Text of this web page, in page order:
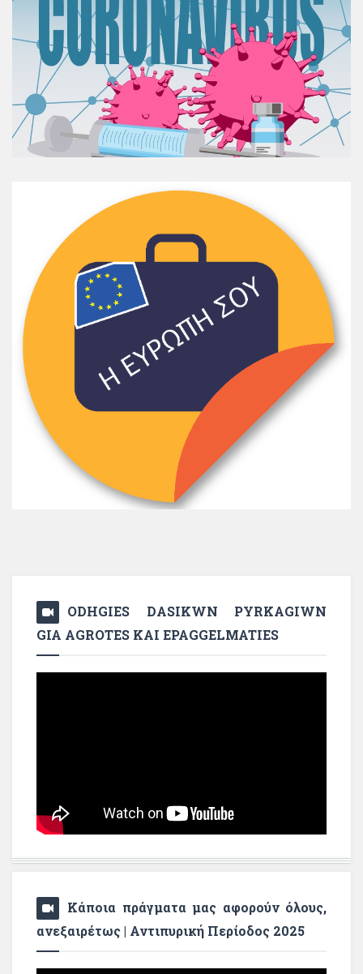
ODHGIES DASIKWN PYRKAGIWN
GIA AGROTES KAI EPAGGELMATIES
Κάποια πράγματα μας αφορούν όλους,
ανεξαιρέτως | Αντιπυρική Περίοδος 2025